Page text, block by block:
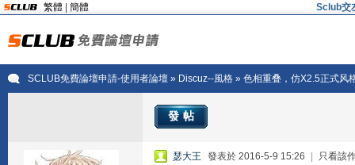
繁體 簡體 Sclub交
SCLUB免費論壇申請-使用者論壇» Discuz--風格» 色相重叠，仿X2.5正式风
發帖
瑟大王 發表於 2016-5-9 15:26 只看該